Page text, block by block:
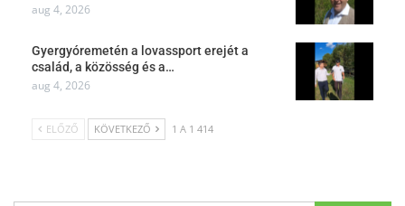
aug 4, 2026
Gyergyóremetén a lovassport erejét a
család, a közösség és a…
aug 4, 2026
ELŐZŐ KÖVETKEZŐ 1 A 1 414